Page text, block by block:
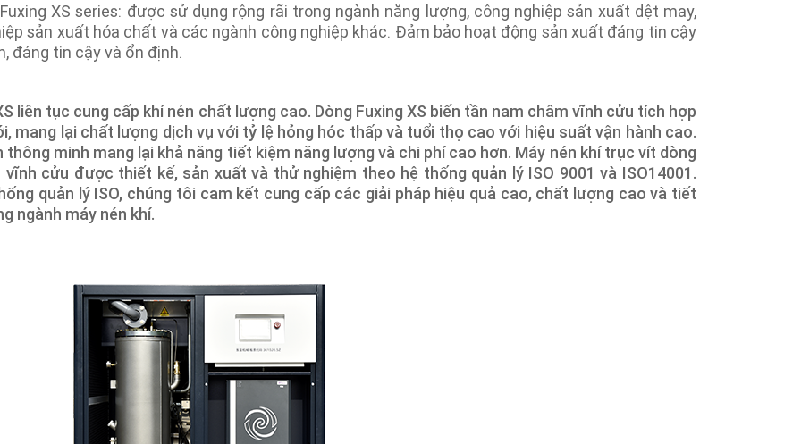
XS series: được sử dụng rộng rãi trong ngành năng lượng, công nghiệp sản xuất dệt may,
sản xuất hóa chất và các ngành công nghiệp khác. Đảm bảo hoạt động sản xuất đáng tin cậy
đáng tin cậy và ổn định.
liên tục cung cấp khí nén chất lượng cao. Dòng Fuxing XS biến tần nam châm vĩnh cửu tích hợp
mang lại chất lượng dịch vụ với tỷ lệ hỏng hóc thấp và tuổi thọ cao với hiệu suất vận hành cao.
minh mang lại khả năng tiết kiệm năng lượng và chi phí cao hơn. Máy nén khí trục vít dòng
cửu được thiết kế, sản xuất và thử nghiệm theo hệ thống quản lý ISO 9001 và ISO14001.
quản lý ISO, chúng tôi cam kết cung cấp các giải pháp hiệu quả cao, chất lượng cao và tiết
ngành máy nén khí.